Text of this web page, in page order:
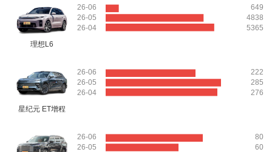
理想L6
26-06
26-05
26-04
649
4838
5365
星纪元 ET增程
26-06
26-05
26-04
222
285
276
26-06
26-05
80
60